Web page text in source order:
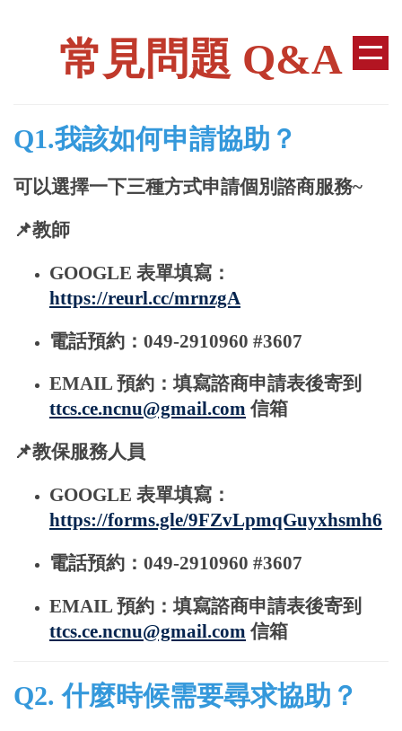
區
常見問題 Q&A
Q1.我該如何申請協助？
可以選擇一下三種方式申請個別諮商服務~
📌教師
GOOGLE 表單填寫：
https://reurl.cc/mrnzgA
電話預約：049-2910960 #3607
EMAIL 預約：填寫諮商申請表後寄到
ttcs.ce.ncnu@gmail.com 信箱
📌教保服務人員
GOOGLE 表單填寫：
https://forms.gle/9FZvLpmqGuyxhsmh6
電話預約：049-2910960 #3607
EMAIL 預約：填寫諮商申請表後寄到
ttcs.ce.ncnu@gmail.com 信箱
Q2. 什麼時候需要尋求協助？